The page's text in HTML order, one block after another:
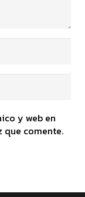
y web en
que comente.